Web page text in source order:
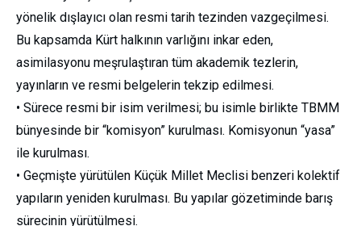
yönelik dışlayıcı olan resmi tarih tezinden vazgeçilmesi.
Bu kapsamda Kürt halkının varlığını inkar eden,
asimilasyonu meşrulaştıran tüm akademik tezlerin,
yayınların ve resmi belgelerin tekzip edilmesi.
• Sürece resmi bir isim verilmesi; bu isimle birlikte TBMM
bünyesinde bir “komisyon” kurulması. Komisyonun “yasa”
ile kurulması.
• Geçmişte yürütülen Küçük Millet Meclisi benzeri kolektif
yapıların yeniden kurulması. Bu yapılar gözetiminde barış
sürecinin yürütülmesi.